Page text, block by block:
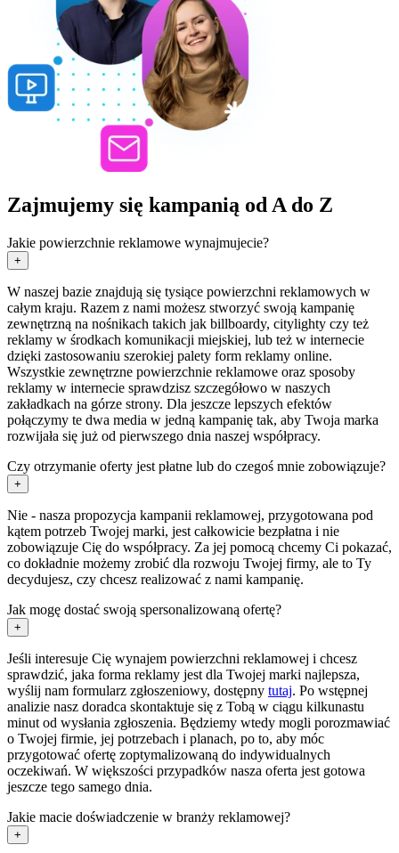
Zajmujemy się kampanią od A do Z
Jakie powierzchnie reklamowe wynajmujecie?
+
W naszej bazie znajdują się tysiące powierzchni reklamowych w
całym kraju. Razem z nami możesz stworzyć swoją kampanię
zewnętrzną na nośnikach takich jak billboardy, citylighty czy też
reklamy w środkach komunikacji miejskiej, lub też w internecie
dzięki zastosowaniu szerokiej palety form reklamy online.
Wszystkie zewnętrzne powierzchnie reklamowe oraz sposoby
reklamy w internecie sprawdzisz szczegółowo w naszych
zakładkach na górze strony. Dla jeszcze lepszych efektów
połączymy te dwa media w jedną kampanię tak, aby Twoja marka
rozwijała się już od pierwszego dnia naszej współpracy.
Czy otrzymanie oferty jest płatne lub do czegoś mnie zobowiązuje?
+
Nie - nasza propozycja kampanii reklamowej, przygotowana pod
kątem potrzeb Twojej marki, jest całkowicie bezpłatna i nie
zobowiązuje Cię do współpracy. Za jej pomocą chcemy Ci pokazać,
co dokładnie możemy zrobić dla rozwoju Twojej firmy, ale to Ty
decydujesz, czy chcesz realizować z nami kampanię.
Jak mogę dostać swoją spersonalizowaną ofertę?
+
Jeśli interesuje Cię wynajem powierzchni reklamowej i chcesz
sprawdzić, jaka forma reklamy jest dla Twojej marki najlepsza,
wyślij nam formularz zgłoszeniowy, dostępny tutaj. Po wstępnej
analizie nasz doradca skontaktuje się z Tobą w ciągu kilkunastu
minut od wysłania zgłoszenia. Będziemy wtedy mogli porozmawiać
o Twojej firmie, jej potrzebach i planach, po to, aby móc
przygotować ofertę zoptymalizowaną do indywidualnych
oczekiwań. W większości przypadków nasza oferta jest gotowa
jeszcze tego samego dnia.
Jakie macie doświadczenie w branży reklamowej?
+